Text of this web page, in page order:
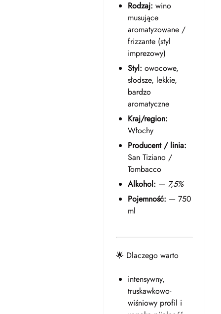
Rodzaj: wino
musujące
aromatyzowane /
frizzante (styl
imprezowy)
Styl: owocowe,
słodsze, lekkie,
bardzo
aromatyczne
Kraj/region:
Włochy
Producent / linia:
San Tiziano /
Tombacco
Alkohol: — 7,5%
Pojemność: — 750
ml
🌟 Dlaczego warto
intensywny,
truskawkowo-
wiśniowy profil i